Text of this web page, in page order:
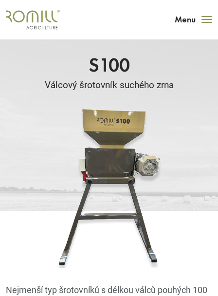
Menu
S100
Válcový šrotovník suchého zrna
Nejmenší typ šrotovníků s délkou válců pouhých 100